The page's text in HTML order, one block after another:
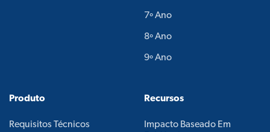
7º Ano
8º Ano
9º Ano
Produto
Requisitos Técnicos
Recursos
Impacto Baseado Em